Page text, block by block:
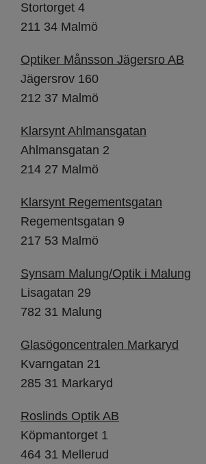
Stortorget 4
211 34 Malmö
Optiker Månsson Jägersro AB
Jägersrov 160
212 37 Malmö
Klarsynt Ahlmansgatan
Ahlmansgatan 2
214 27 Malmö
Klarsynt Regementsgatan
Regementsgatan 9
217 53 Malmö
Synsam Malung/Optik i Malung
Lisagatan 29
782 31 Malung
Glasögoncentralen Markaryd
Kvarngatan 21
285 31 Markaryd
Roslinds Optik AB
Köpmantorget 1
464 31 Mellerud